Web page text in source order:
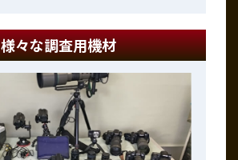
様々な調査用機材